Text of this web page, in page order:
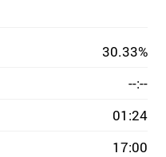
30.33%
--:--
01:24
17:00